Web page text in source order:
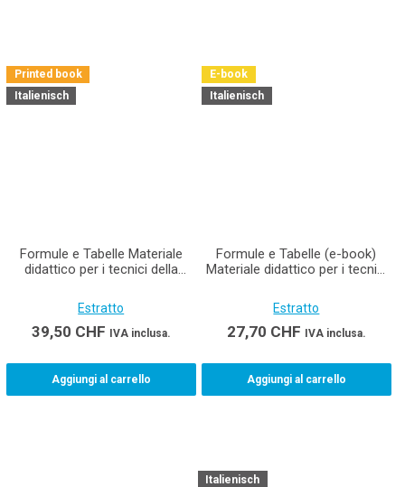
Printed book
Italienisch
Formule e Tabelle Materiale
didattico per i tecnici della
Estratto
39,50 CHF IVA inclusa.
Aggiungi al carrello
E-book
Italienisch
Formule e Tabelle (e-book)
Materiale didattico per i tecnici
Estratto
27,70 CHF IVA inclusa.
Aggiungi al carrello
Italienisch